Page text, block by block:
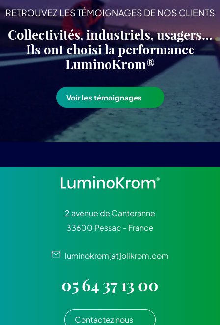
RETROUVEZ LES TÉMOIGNAGES DE NOS CLIENTS
Collectivités, industriels, usagers…
Ils ont choisi la performance
LuminoKrom®
Voir les témoignages
2 avenue de Canteranne
33600 Pessac - France
luminokrom[at]olikrom.com
05 64 37 13 00
Contactez nous